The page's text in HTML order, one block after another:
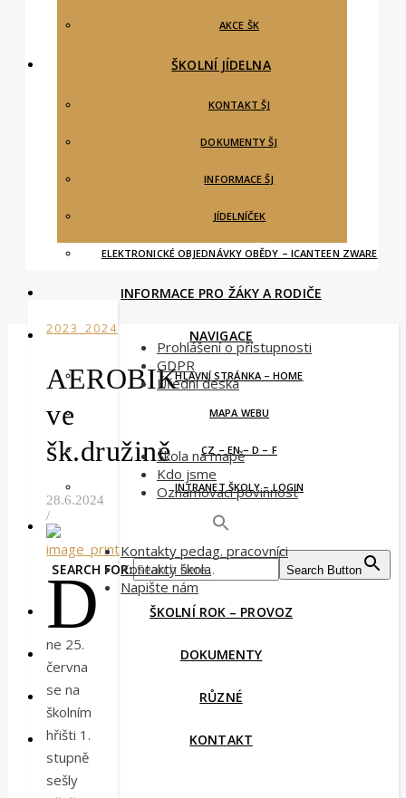
AKCE ŠK
ŠKOLNÍ JÍDELNA
KONTAKT ŠJ
DOKUMENTY ŠJ
INFORMACE ŠJ
JÍDELNÍČEK
ELEKTRONICKÉ OBJEDNÁVKY OBĚDY – ICANTEEN ZWARE
INFORMACE PRO ŽÁKY A RODIČE
NAVIGACE
HLAVNÍ STRÁNKA – HOME
MAPA WEBU
CZ – EN – D – F
INTRANET ŠKOLY – LOGIN
SEARCH FOR: Search Button
ŠKOLNÍ ROK – PROVOZ
DOKUMENTY
RŮZNÉ
KONTAKT
2023_2024
AEROBIK
ve
šk.družině
28.6.2024
/
D
ne 25.
června
se na
školním
hřišti 1.
stupně
sešly
Prohlášení o přístupnosti
GDPR
Úřední deska
Škola na mapě
Kdo jsme
Oznamovací povinnost
Kontakty pedag. pracovníci
Kontakty škola
Napište nám